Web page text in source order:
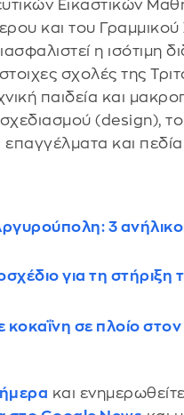
Εικαστικών
και του
η
σχολές της
παιδεία και
σχεδιασμού (design),
και πεδία
3
για τη στήριξη
σε πλοίο στον
και